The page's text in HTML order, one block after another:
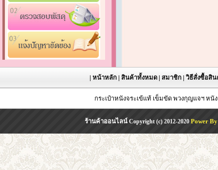
|หน้าหลัก |สินค้าทั้งหมด |สมาชิก |วิธีสั่งซื้อสิ
กระเป๋าหนังจระเข้แท้ เข็มขัด พวงกุญแจฯ หนัง
ร้านค้าออนไลน์ Copyright (c) 2012-2020Power